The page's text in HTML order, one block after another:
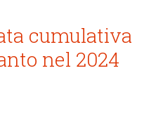
cumulativa
nel 2024